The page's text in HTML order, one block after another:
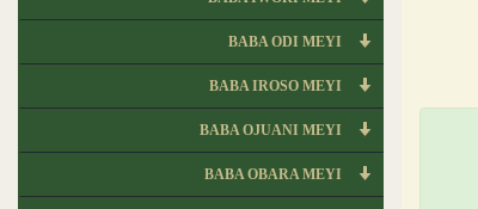
BABA ODI MEYI
BABA IROSO MEYI
BABA OJUANI MEYI
BABA OBARA MEYI